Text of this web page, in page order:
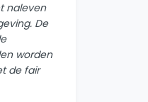
naleven
De
worden
de fair